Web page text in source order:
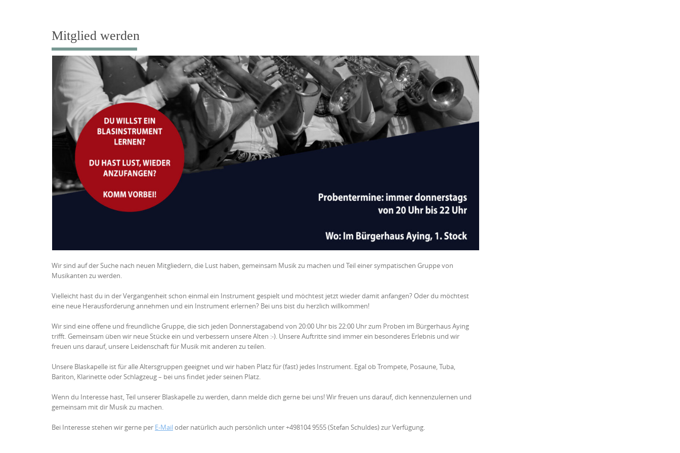
Mitglied werden
Wir sind auf der Suche nach neuen Mitgliedern, die Lust haben, gemeinsam Musik zu machen und Teil einer sympatischen Gruppe von
Musikanten zu werden.
Vielleicht hast du in der Vergangenheit schon einmal ein Instrument gespielt und möchtest jetzt wieder damit anfangen? Oder du möchtest
eine neue Herausforderung annehmen und ein Instrument erlernen? Bei uns bist du herzlich willkommen!
Wir sind eine offene und freundliche Gruppe, die sich jeden Donnerstagabend von 20:00 Uhr bis 22:00 Uhr zum Proben im Bürgerhaus Aying
trifft. Gemeinsam üben wir neue Stücke ein und verbessern unsere Alten :-). Unsere Auftritte sind immer ein besonderes Erlebnis und wir
freuen uns darauf, unsere Leidenschaft für Musik mit anderen zu teilen.
Unsere Blaskapelle ist für alle Altersgruppen geeignet und wir haben Platz für (fast) jedes Instrument. Egal ob Trompete, Posaune, Tuba,
Bariton, Klarinette oder Schlagzeug – bei uns findet jeder seinen Platz.
Wenn du Interesse hast, Teil unserer Blaskapelle zu werden, dann melde dich gerne bei uns! Wir freuen uns darauf, dich kennenzulernen und
gemeinsam mit dir Musik zu machen.
Bei Interesse stehen wir gerne per E-Mailoder natürlich auch persönlich unter +498104 9555 (Stefan Schuldes) zur Verfügung.